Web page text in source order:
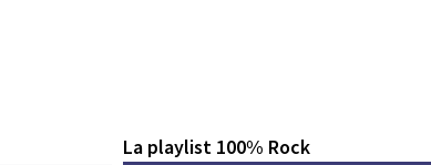
La playlist 100% Rock